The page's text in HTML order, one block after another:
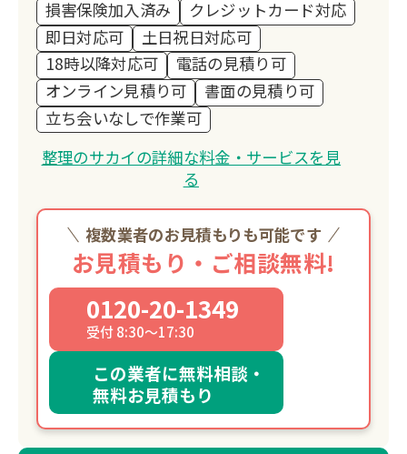
損害保険加入済み
クレジットカード対応
即日対応可
土日祝日対応可
18時以降対応可
電話の見積り可
オンライン見積り可
書面の見積り可
立ち会いなしで作業可
整理のサカイの詳細な料金・サービスを見
る
複数業者のお見積もりも可能です
お見積もり・ご相談無料!
0120-20-1349
受付 8:30～17:30
この業者に無料相談・
無料お見積もり